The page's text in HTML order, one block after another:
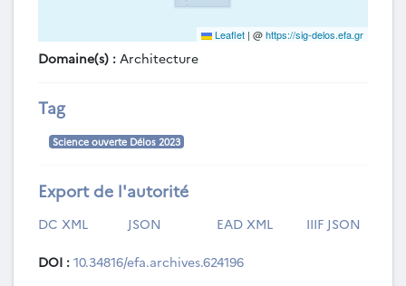
Leaflet | @https://sig-delos.efa.gr
Domaine(s) : Architecture
Tag
Science ouverte Délos 2023
Export de l'autorité
DC XML JSON EAD XML IIIF JSON
DOI : 10.34816/efa.archives.624196